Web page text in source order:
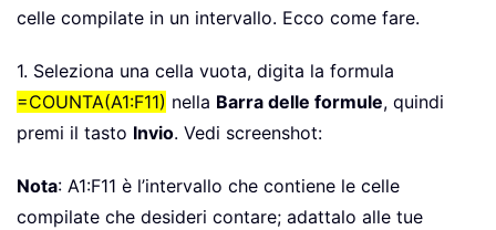
celle compilate in un intervallo. Ecco come fare.
1. Seleziona una cella vuota, digita la formula
=COUNTA(A1:F11) nella Barra delle formule, quindi
premi il tasto Invio. Vedi screenshot:
Nota: A1:F11 è l’intervallo che contiene le celle
compilate che desideri contare; adattalo alle tue